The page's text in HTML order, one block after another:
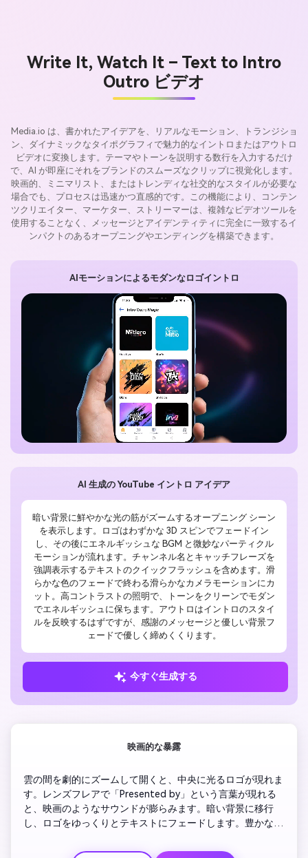
Write It, Watch It – Text to Intro
Outro ビデオ
Media.io は、書かれたアイデアを、リアルなモーション、トランジショ
ン、ダイナミックなタイポグラフィで魅力的なイントロまたはアウトロ
ビデオに変換します。テーマやトーンを説明する数行を入力するだけ
で、AI が即座にそれをブランドのスムーズなクリップに視覚化します。
映画的、ミニマリスト、またはトレンディな社交的なスタイルが必要な
場合でも、プロセスは迅速かつ直感的です。この機能により、コンテン
ツクリエイター、マーケター、ストリーマーは、複雑なビデオツールを
使用することなく、メッセージとアイデンティティに完全に一致するイ
ンパクトのあるオープニングやエンディングを構築できます。
AI 生成の YouTube イントロ アイデア
暗い背景に鮮やかな光の筋がズームするオープニング シーン
を表示します。ロゴはわずかな 3D スピンでフェードイン
し、その後にエネルギッシュな BGM と微妙なパーティクル
モーションが流れます。チャンネル名とキャッチフレーズを
強調表示するテキストのクイックフラッシュを含めます。滑
らかな色のフェードで終わる滑らかなカメラモーションにカ
ット。高コントラストの照明で、トーンをクリーンでモダン
でエネルギッシュに保ちます。アウトロはイントロのスタイ
ルを反映するはずですが、感謝のメッセージと優しい背景フ
ェードで優しく締めくくります。
今すぐ生成する
AIモーションによるモダンなロゴイントロ
映画的な暴露
雲の間を劇的にズームして開くと、中央に光るロゴが現れま
す。レンズフレアで「Presented by」という言葉が現れる
と、映画のようなサウンドが膨らみます。暗い背景に移行
し、ロゴをゆっくりとテキストにフェードします。豊かなカ
い。シーケンスをエレガントに閉じるために、アンビエント